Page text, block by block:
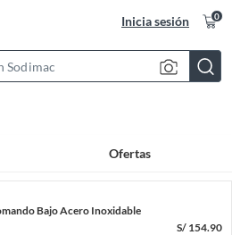
Inicia sesión 0
Ofertas
Bajo Acero Inoxidable
S/ 154.90